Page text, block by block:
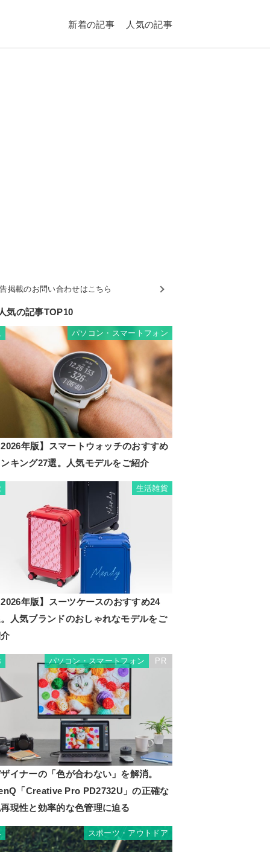
新着の記事 人気の記事
掲載のお問い合わせはこちら
気の記事TOP10
パソコン・スマートフォン
年版】スマートウォッチのおすすめ
キング27選。人気モデルをご紹介
生活雑貨
年版】スーツケースのおすすめ24
人気ブランドのおしゃれなモデルをご
パソコン・スマートフォン PR
イナーの「色が合わない」を解消。
「Creative Pro PD2732U」の正確な
現性と効率的な色管理に迫る
スポーツ・アウトドア